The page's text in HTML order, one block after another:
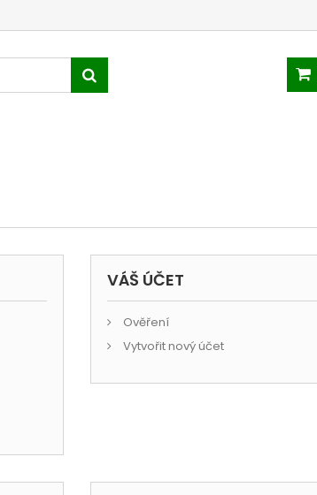
VÁŠ ÚČET
Ověření
Vytvořit nový účet